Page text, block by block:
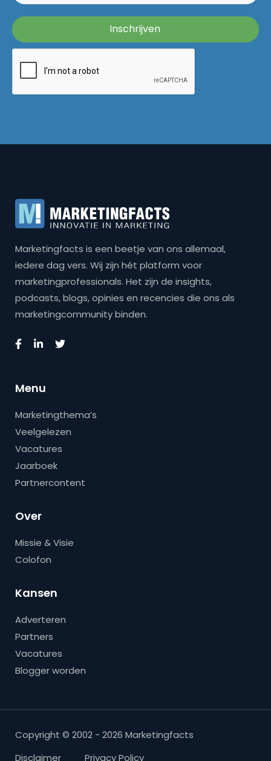
Marketingfacts is een beetje van ons allemaal,
iedere dag vers. Wij zijn hét platform voor
marketingprofessionals. Het zijn de insights,
podcasts, blogs, opinies en recencies die ons als
marketingcommunity binden.
Menu
Marketingthema’s
Veelgelezen
Vacatures
Jaarboek
Partnercontent
Over
Missie & Visie
Colofon
Kansen
Adverteren
Partners
Vacatures
Blogger worden
Copyright © 2002 - 2026 Marketingfacts
Disclaimer
Privacy Policy